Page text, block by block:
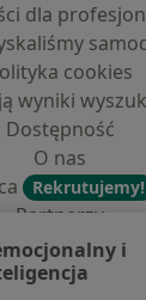
dla
cookies
wyniki
Dostępność
O nas
Rekrutujemy!
Partnerzy
prasowe
Kontakt
i